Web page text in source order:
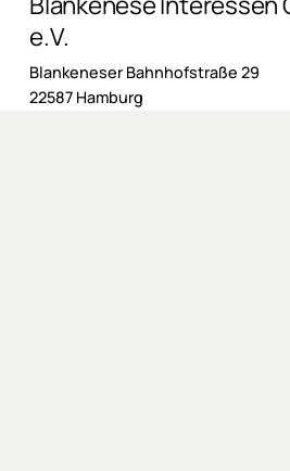
e.V.
Blankeneser Bahnhofstraße 29
22587 Hamburg